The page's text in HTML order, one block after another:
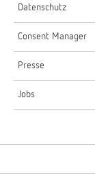
Datenschutz
Consent Manager
Presse
Jobs